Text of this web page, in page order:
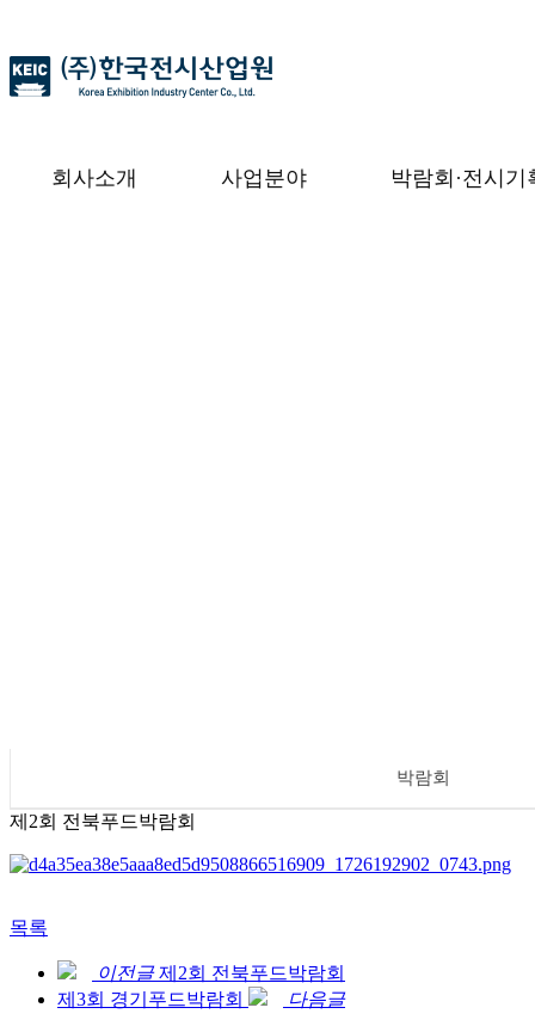
회사소개 사업분야 박람회·전시기
박람회
제2회 전북푸드박람회
목록
이전글 제2회 전북푸드박람회
제3회 경기푸드박람회
다음글